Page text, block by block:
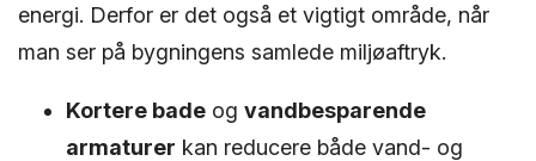
energi. Derfor er det også et vigtigt område, når
man ser på bygningens samlede miljøaftryk.
Kortere bade og vandbesparende
armaturer kan reducere både vand- og